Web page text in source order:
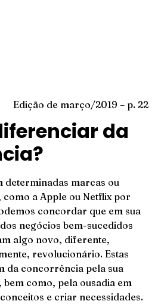
Edição de março/2019 – p. 22
da
determinadas marcas ou
como a Apple ou Netflix por
concordar que em sua
negócios bem-sucedidos
algo novo, diferente,
revolucionário. Estas
da concorrência pela sua
como, pela ousadia em
e criar necessidades.